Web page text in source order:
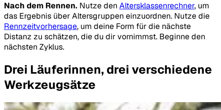
Nach dem Rennen. Nutze den Altersklassenrechner, um
das Ergebnis über Altersgruppen einzuordnen. Nutze die
Rennzeitvorhersage, um deine Form für die nächste
Distanz zu schätzen, die du dir vornimmst. Beginne den
nächsten Zyklus.
Drei Läuferinnen, drei verschiedene
Werkzeugsätze